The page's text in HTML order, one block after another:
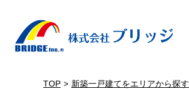
TOP 新築一戸建てをエリアから探す